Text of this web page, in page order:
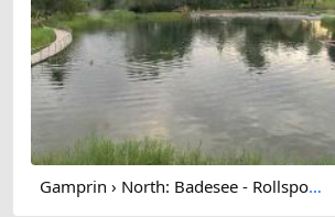
Gamprin › North: Badesee - Rollsportplatz / Pumptrack